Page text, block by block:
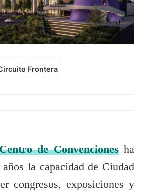
Frontera
Centro de Convencionesha
la capacidad de Ciudad
congresos, exposiciones y